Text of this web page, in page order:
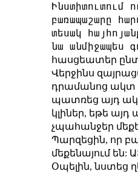
Ինստիտուտում
բառապաշարը
տեսակ
նա անմիջապես
հասցեատեր
Վերջինս
դրամանոց ակտ
պատռեց այդ
կլիներ, եթե
չպահանջեր
Պարզեցին, որ
մեքենայում
Օպելին, նստեց